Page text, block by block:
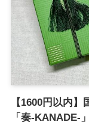
【1600円以内
「奏-KANADE-